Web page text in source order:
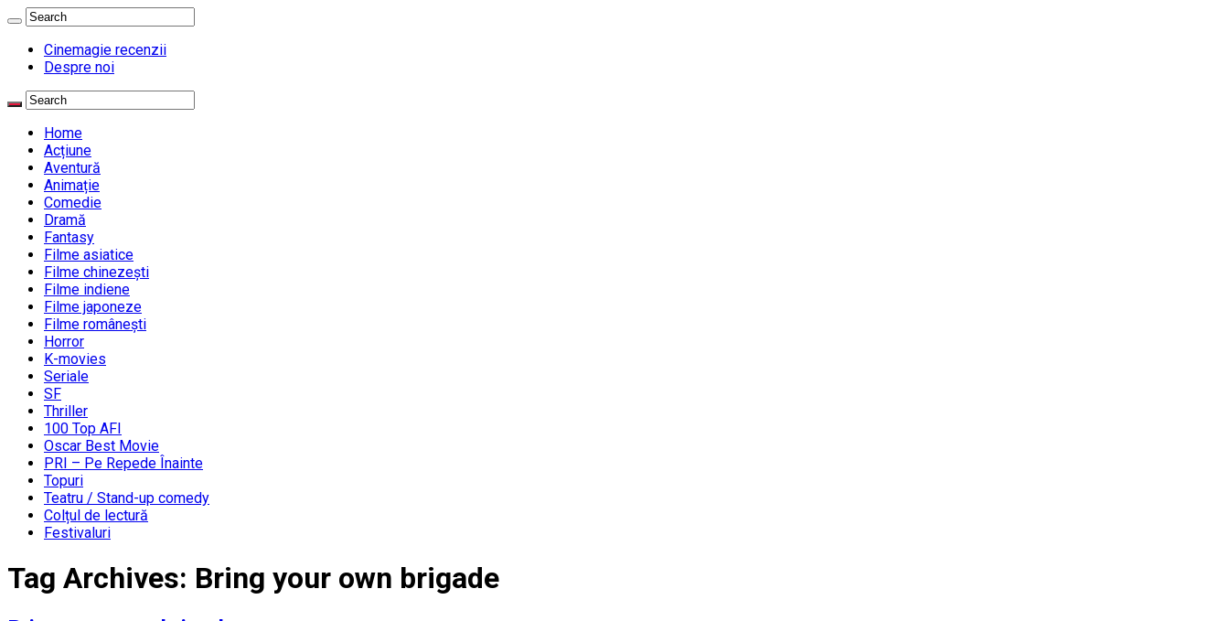
Cinemagie recenzii
Despre noi
Home
Acțiune
Aventură
Animație
Comedie
Dramă
Fantasy
Filme asiatice
Filme chinezești
Filme indiene
Filme japoneze
Filme românești
Horror
K-movies
Seriale
SF
Thriller
100 Top AFI
Oscar Best Movie
PRI – Pe Repede Înainte
Topuri
Teatru / Stand-up comedy
Colțul de lectură
Festivaluri
Tag Archives: Bring your own brigade